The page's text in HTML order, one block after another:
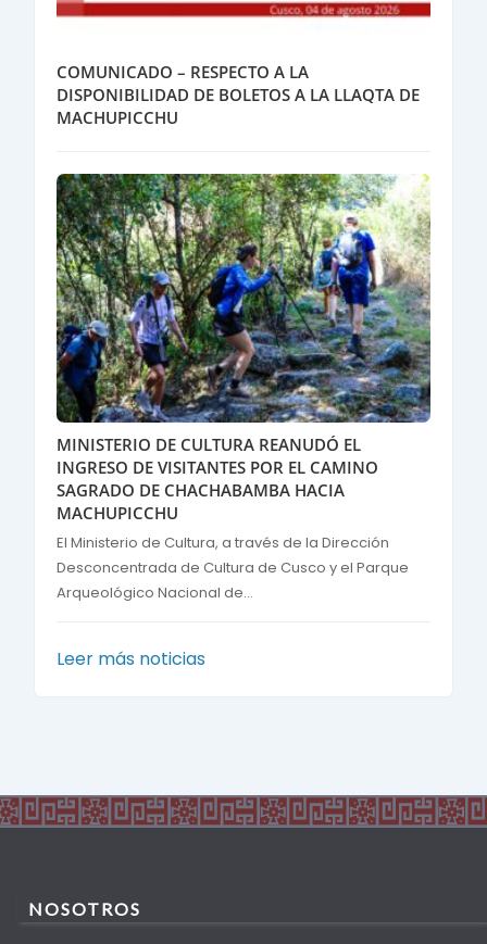
COMUNICADO – RESPECTO A LA
DISPONIBILIDAD DE BOLETOS A LA LLAQTA DE
MACHUPICCHU
MINISTERIO DE CULTURA REANUDÓ EL
INGRESO DE VISITANTES POR EL CAMINO
SAGRADO DE CHACHABAMBA HACIA
MACHUPICCHU
El Ministerio de Cultura, a través de la Dirección
Desconcentrada de Cultura de Cusco y el Parque
Arqueológico Nacional de...
Leer más noticias
NOSOTROS